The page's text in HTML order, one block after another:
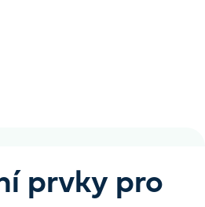
prvky pro